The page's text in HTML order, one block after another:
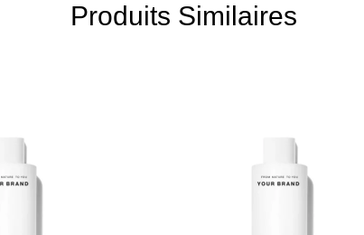
Produits Similaires